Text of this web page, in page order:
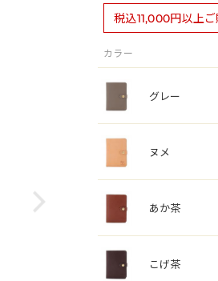
税込11,000円以上
カラー
グレー
ヌメ
あか茶
こげ茶